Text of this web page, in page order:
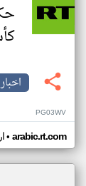
PG03WV
• arabic.rt.com